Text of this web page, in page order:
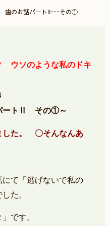
のお話パートⅡ･･･その①
ウソのような私のドキ
ートⅡ その①～
した。 〇そんなんあ
て「逃げないで私の
した。
です。